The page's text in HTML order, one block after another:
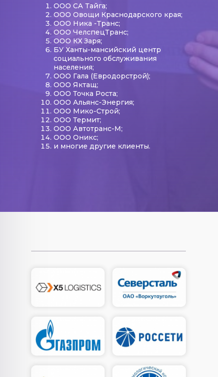
ООО СА Тайга;
ООО Овощи Краснодарского края;
ООО Ника -Транс;
ООО ЧелспецТранс;
ООО КХ Заря;
БУ Ханты-мансийский центр
социального обслуживания
населения;
ООО Гала (Евродорстрой);
ООО Яктащ;
ООО Точка Роста;
ООО Альянс-Энергия;
ООО Мико-Строй;
ООО Термит;
ООО Автотранс-М;
ООО Оникс;
и многие другие клиенты.